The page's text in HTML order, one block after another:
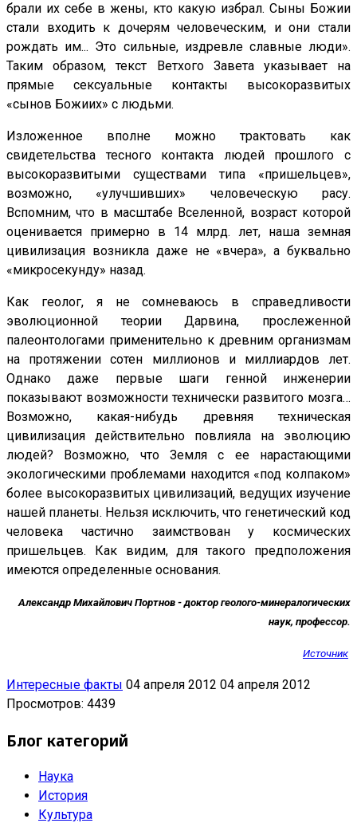
брали их себе в жены, кто какую избрал. Сыны Божии
стали входить к дочерям человеческим, и они стали
рождать им... Это сильные, издревле славные люди».
Таким образом, текст Ветхого Завета указывает на
прямые сексуальные контакты высокоразвитых
«сынов Божиих» с людьми.
Изложенное вполне можно трактовать как
свидетельства тесного контакта людей прошлого с
высокоразвитыми существами типа «пришельцев»,
возможно, «улучшивших» человеческую расу.
Вспомним, что в масштабе Вселенной, возраст которой
оценивается примерно в 14 млрд. лет, наша земная
цивилизация возникла даже не «вчера», а буквально
«микросекунду» назад.
Как геолог, я не сомневаюсь в справедливости
эволюционной теории Дарвина, прослеженной
палеонтологами применительно к древним организмам
на протяжении сотен миллионов и миллиардов лет.
Однако даже первые шаги генной инженерии
показывают возможности технически развитого мозга…
Возможно, какая-нибудь древняя техническая
цивилизация действительно повлияла на эволюцию
людей? Возможно, что Земля с ее нарастающими
экологическими проблемами находится «под колпаком»
более высокоразвитых цивилизаций, ведущих изучение
нашей планеты. Нельзя исключить, что генетический код
человека частично заимствован у космических
пришельцев. Как видим, для такого предположения
имеются определенные основания.
Александр Михайлович Портнов - доктор геолого-минералогических
наук, профессор.
Источник
Интересные факты 04 апреля 2012 04 апреля 2012
Просмотров: 4439
Блог категорий
Наука
История
Культура